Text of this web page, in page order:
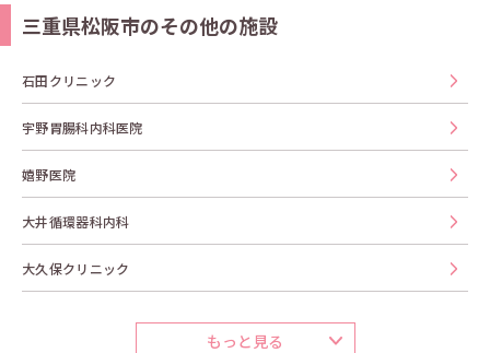
三重県松阪市のその他の施設
石田クリニック
宇野胃腸科内科医院
嬉野医院
大井循環器科内科
大久保クリニック
もっと見る